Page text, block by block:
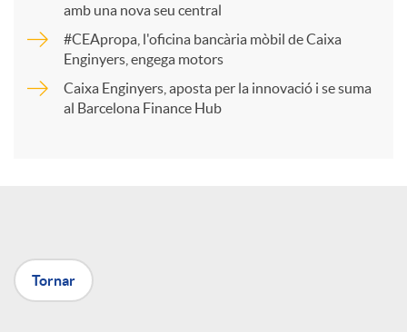
r
r
a
amb una nova seu central
#CEApropa, l'oficina bancària mòbil de Caixa
Enginyers, engega motors
Caixa Enginyers, aposta per la innovació i se suma
al Barcelona Finance Hub
Tornar